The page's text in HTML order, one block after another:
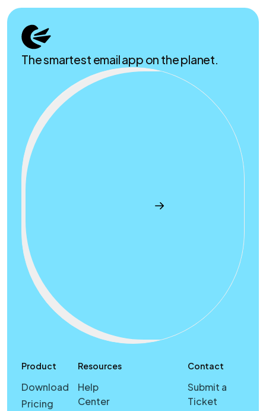
The smartest email app on the planet.
Product
Download
Pricing
Resources
Help
Center
Contact
Submit a
Ticket